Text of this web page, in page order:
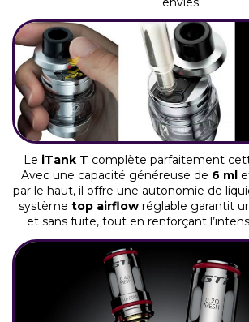
Le iTank T complète parfaitement
Avec une capacité généreuse de 6 ml
par le haut, il offre une autonomie de
système top airflowréglable garantit
et sans fuite, tout en renforçant